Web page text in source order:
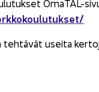
OmaTAL-​
usei­ta